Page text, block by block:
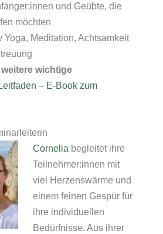
und Geübte, die
möchten
Yoga, Meditation, Achtsamkeit
wichtige
– E-Book zum
Cornelia begleitet ihre
Teilnehmer:innen mit
viel Herzenswärme und
einem feinen Gespür für
ihre individuellen
Bedürfnisse. Aus ihrer